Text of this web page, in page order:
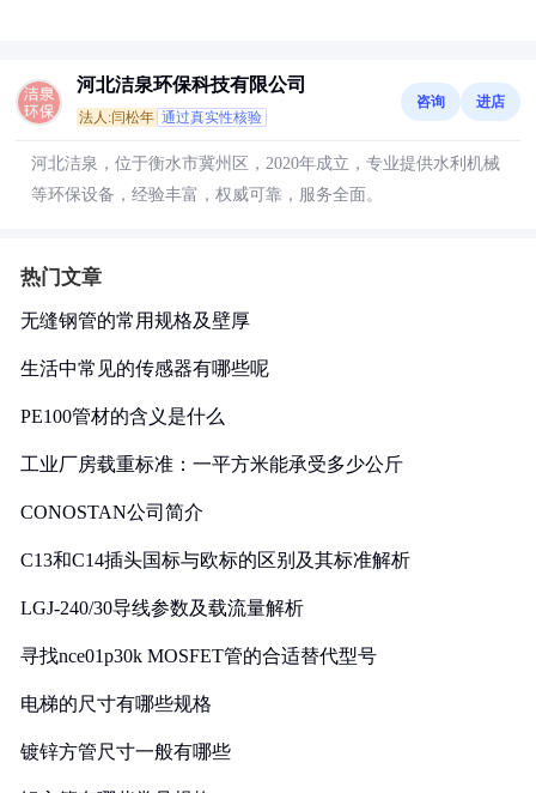
河北洁泉环保科技有限公司
法人:闫松年 通过真实性核验
咨询 进店
河北洁泉，位于衡水市冀州区，2020年成立，专业提供水利机械
等环保设备，经验丰富，权威可靠，服务全面。
热门文章
无缝钢管的常用规格及壁厚
生活中常见的传感器有哪些呢
PE100管材的含义是什么
工业厂房载重标准：一平方米能承受多少公斤
CONOSTAN公司简介
C13和C14插头国标与欧标的区别及其标准解析
LGJ-240/30导线参数及载流量解析
寻找nce01p30k MOSFET管的合适替代型号
电梯的尺寸有哪些规格
镀锌方管尺寸一般有哪些